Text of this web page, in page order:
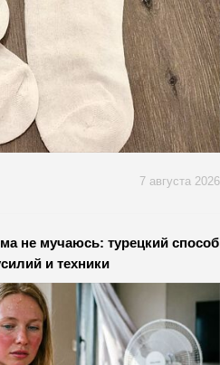
7 августа 2026
не мучаюсь: турецкий способ
и техники